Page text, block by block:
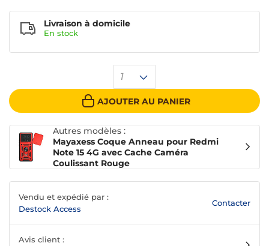
1
AJOUTER AU PANIER
Livraison à domicile
En stock
Autres modèles :
Mayaxess Coque Anneau pour Redmi
Note 15 4G avec Cache Caméra
Coulissant Rouge
Vendu et expédié par :
Destock Access
Contacter
Avis client :